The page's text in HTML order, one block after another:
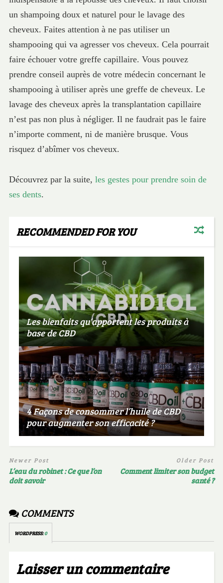
un shampoing doux et naturel pour le lavage des
cheveux. Faites attention à ne pas utiliser un
shampooing qui va agresser vos cheveux. Cela pourrait
faire échouer votre greffe capillaire. Vous pouvez
prendre conseil auprès de votre médecin concernant le
shampooing à utiliser après une greffe de cheveux. Le
lavage des cheveux après la transplantation capillaire
n’est pas non plus à négliger. Il ne faudrait pas le faire
n’importe comment, ni de manière brusque. Vous
risquez d’abîmer vos cheveux.
Découvrez par la suite, les gestes pour prendre soin de
ses dents.
RECOMMENDED FOR YOU
Les bienfaits qu’apportent les produits à
base de CBD
4 Façons de consommer l’huile de CBD
pour augmenter son efficacité ?
Newer Post
L’eau du robinet : Ce que l’on
doit savoir
Older Post
Comment limiter son budget
santé ?
COMMENTS
WORDPRESS:0
Laisser un commentaire